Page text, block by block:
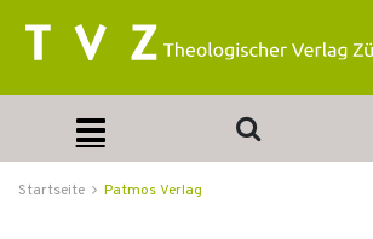
Startseite Patmos Verlag